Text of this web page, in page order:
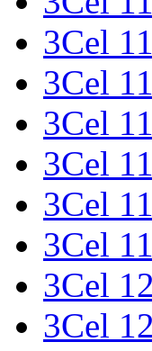
3Cel
3Cel
3Cel
3Cel
3Cel
3Cel
3Cel
3Cel